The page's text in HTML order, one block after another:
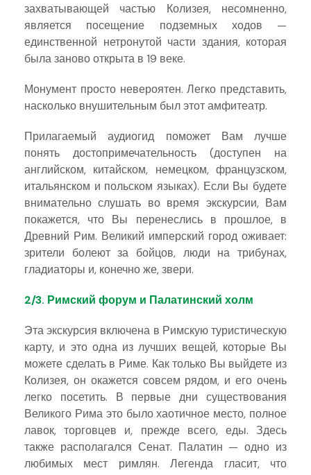
захватывающей частью Колизея, несомненно,
является посещение подземных ходов —
единственной нетронутой части здания, которая
была заново открыта в 19 веке.
Монумент просто невероятен. Легко представить,
насколько внушительным был этот амфитеатр.
Прилагаемый аудиогид поможет Вам лучше
понять достопримечательность (доступен на
английском, китайском, немецком, французском,
итальянском и польском языках). Если Вы будете
внимательно слушать во время экскурсии, Вам
покажется, что Вы перенеслись в прошлое, в
Древний Рим. Великий имперский город оживает:
зрители болеют за бойцов, люди на трибунах,
гладиаторы и, конечно же, звери.
2/3. Римский форум и Палатинский холм
Эта экскурсия включена в Римскую туристическую
карту, и это одна из лучших вещей, которые Вы
можете сделать в Риме. Как только Вы выйдете из
Колизея, он окажется совсем рядом, и его очень
легко посетить. В первые дни существования
Великого Рима это было хаотичное место, полное
лавок, торговцев и, прежде всего, еды. Здесь
также располагался Сенат. Палатин — одно из
любимых мест римлян. Легенда гласит, что